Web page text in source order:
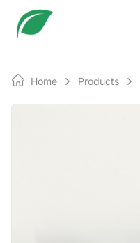
Home Products